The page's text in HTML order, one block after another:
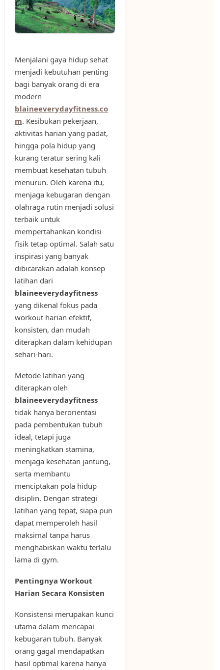
Menjalani gaya hidup sehat
menjadi kebutuhan penting
bagi banyak orang di era
modern
blaineeverydayfitness.co
m. Kesibukan pekerjaan,
aktivitas harian yang padat,
hingga pola hidup yang
kurang teratur sering kali
membuat kesehatan tubuh
menurun. Oleh karena itu,
menjaga kebugaran dengan
olahraga rutin menjadi solusi
terbaik untuk
mempertahankan kondisi
fisik tetap optimal. Salah satu
inspirasi yang banyak
dibicarakan adalah konsep
latihan dari
blaineeverydayfitness
yang dikenal fokus pada
workout harian efektif,
konsisten, dan mudah
diterapkan dalam kehidupan
sehari-hari.
Metode latihan yang
diterapkan oleh
blaineeverydayfitness
tidak hanya berorientasi
pada pembentukan tubuh
ideal, tetapi juga
meningkatkan stamina,
menjaga kesehatan jantung,
serta membantu
menciptakan pola hidup
disiplin. Dengan strategi
latihan yang tepat, siapa pun
dapat memperoleh hasil
maksimal tanpa harus
menghabiskan waktu terlalu
lama di gym.
Pentingnya Workout
Harian Secara Konsisten
Konsistensi merupakan kunci
utama dalam mencapai
kebugaran tubuh. Banyak
orang gagal mendapatkan
hasil optimal karena hanya